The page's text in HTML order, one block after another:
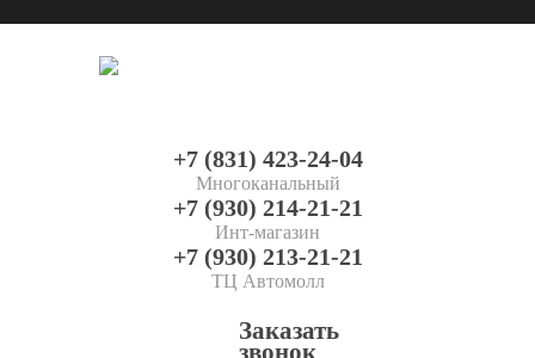
+7 (831) 423-24-04
Многоканальный
+7 (930) 214-21-21
Инт-магазин
+7 (930) 213-21-21
ТЦ Автомолл
Заказать
звонок